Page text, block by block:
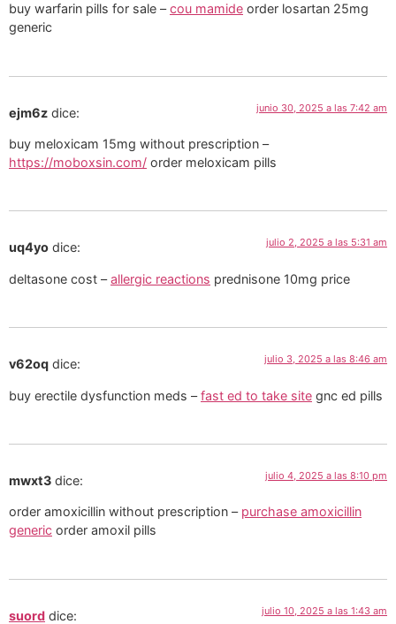
buy warfarin pills for sale –cou mamide order losartan 25mg
generic
ejm6z dice: junio 30, 2025 a las 7:42 am
buy meloxicam 15mg without prescription –
https://moboxsin.com/ order meloxicam pills
uq4yo dice: julio 2, 2025 a las 5:31 am
deltasone cost –allergic reactions prednisone 10mg price
v62oq dice: julio 3, 2025 a las 8:46 am
buy erectile dysfunction meds –fast ed to take site gnc ed pills
mwxt3 dice: julio 4, 2025 a las 8:10 pm
order amoxicillin without prescription – purchase amoxicillin
generic order amoxil pills
suord dice: julio 10, 2025 a las 1:43 am